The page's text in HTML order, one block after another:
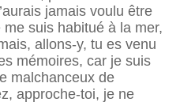
jamais voulu être
suis habitué à la mer,
allons-y, tu es venu
mémoires, car je suis
malchanceux de
approche-toi, je ne